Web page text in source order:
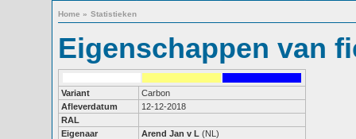
Home » Statistieken
Eigenschappen van
Variant
Carbon
Afleverdatum
12-12-2018
RAL
Eigenaar
Arend Jan v L (NL)